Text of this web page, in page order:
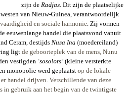
zijn de Radjas . Dit zijn de plaatselijke
van Nieuw-Guinea, verantwoordelijk
en sociale harmonie . Zij vormen
eeuwenlange handel die plaatsvond vanuit
Ceram, destijds Nusa Ina (moedereiland)
ligt de geboorteplek van de mens, Nunu
vestigden ‘sosolots’ (kleine versterkte
monopolie werd geplaatst op de lokale
handel drijven. Verschillende van deze
in gebruik aan het begin van de twintigste